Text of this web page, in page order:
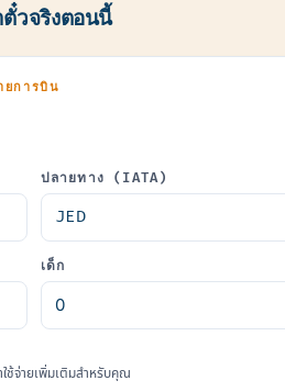
ตั๋วจริงตอนนี้
การบิน
ปลายทาง (IATA)
เด็ก
ช้จ่ายเพิ่มเติมสำหรับคุณ